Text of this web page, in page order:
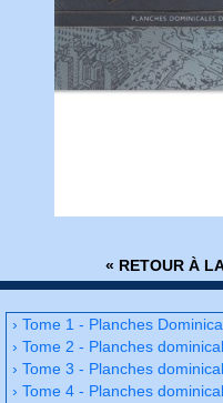
« RETOUR À
› Tome 1 - Planches
› Tome 2 - Planches
› Tome 3 - Planches
› Tome 4 - Planches